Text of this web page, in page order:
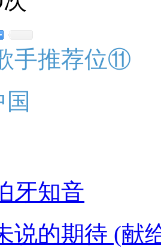
手推荐位⑪
牙知音
说的期待 (献